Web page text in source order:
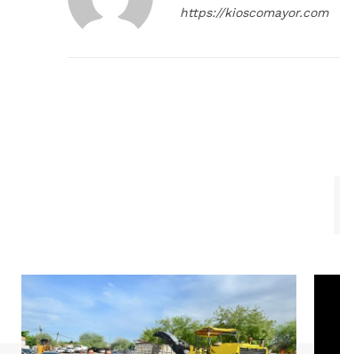
https://kioscomayor.com